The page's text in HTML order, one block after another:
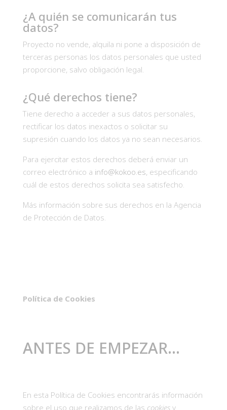
¿A quién se comunicarán tus
datos?
Proyecto no vende, alquila ni pone a disposición de
terceras personas los datos personales que usted
proporcione, salvo obligación legal.
¿Qué derechos tiene?
Tiene derecho a acceder a sus datos personales,
rectificar los datos inexactos o solicitar su
supresión cuando los datos ya no sean necesarios.
Para ejercitar estos derechos deberá enviar un
correo electrónico a info@kokoo.es, especificando
cuál de estos derechos solicita sea satisfecho.
Más información sobre sus derechos en la Agencia
de Protección de Datos.
Política de Cookies
ANTES DE EMPEZAR…
En esta Política de Cookies encontrarás información
sobre el uso que realizamos de las cookiesy